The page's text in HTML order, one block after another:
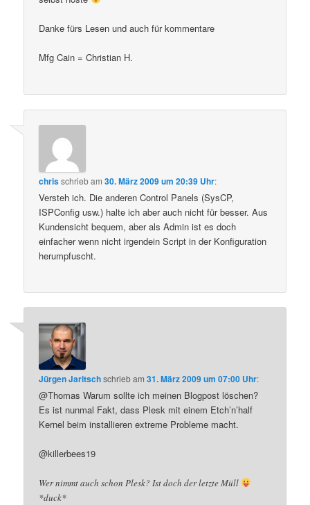
Danke fürs Lesen und auch für kommentare
Mfg Cain = Christian H.
chrisschriebam30. März 2009 um 20:39 Uhr:
Versteh ich. Die anderen Control Panels (SysCP,
ISPConfig usw.) halte ich aber auch nicht für besser. Aus
Kundensicht bequem, aber als Admin ist es doch
einfacher wenn nicht irgendein Script in der Konfiguration
herumpfuscht.
Jürgen Jaritschschriebam31. März 2009 um 07:00 Uhr:
@Thomas Warum sollte ich meinen Blogpost löschen?
Es ist nunmal Fakt, dass Plesk mit einem Etch’n’half
Kernel beim installieren extreme Probleme macht.
@killerbees19
Wer nimmt auch schon Plesk? Ist doch der letzte Müll
*duck*